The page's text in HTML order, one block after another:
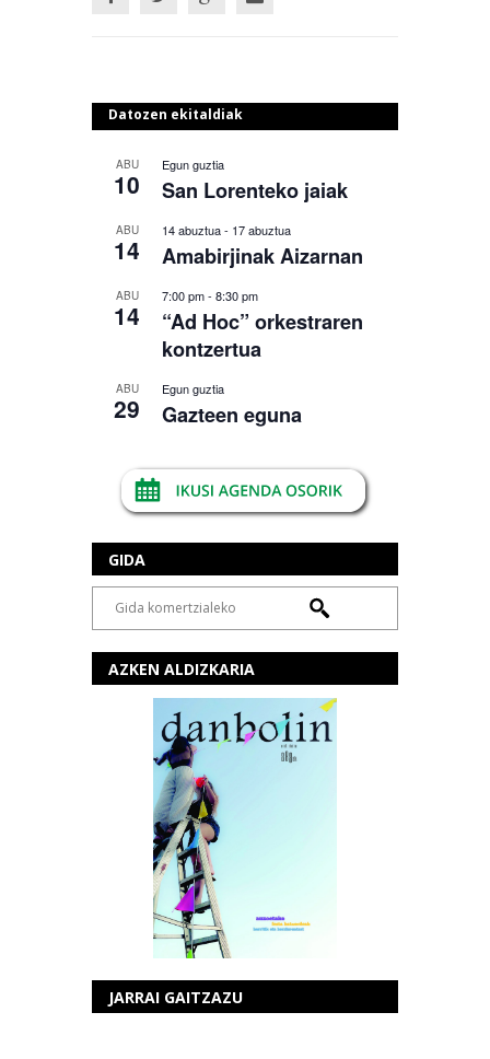
Datozen ekitaldiak
ABU
10
Egun guztia
San Lorenteko jaiak
ABU
14
14 abuztua- 17 abuztua
Amabirjinak Aizarnan
ABU
14
7:00 pm- 8:30 pm
“Ad Hoc” orkestraren
kontzertua
ABU
29
Egun guztia
Gazteen eguna
GIDA
AZKEN ALDIZKARIA
JARRAI GAITZAZU